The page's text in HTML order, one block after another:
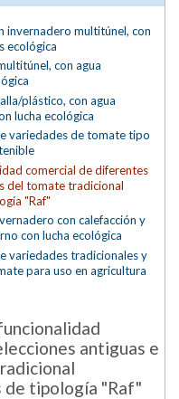
invernadero multitúnel, con
ecológica
con agua
plástico, con agua
lucha ecológica
variedades de tomate tipo
comercial de diferentes
del tomate tradicional
"Raf"
con calefacción y
con lucha ecológica
variedades tradicionales y
para uso en agricultura
antiguas e
de tipología "Raf"